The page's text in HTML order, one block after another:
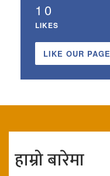
10
LIKES
LIKE OUR PAGE
हाम्रो बारेमा